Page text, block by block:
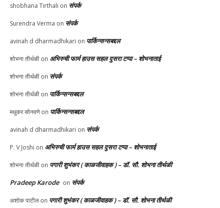
shobhana Tirthali on संपर्क
Surendra Verma on संपर्क
avinah d dharmadhikari on पार्किन्सन्सबद्दल
शोभना तीर्थळी on अभिरुची फार्म हाउस सहल दुसरा टप्पा – शोभनाताई
शोभना तीर्थळी on संपर्क
शोभना तीर्थळी on पार्किन्सन्सबद्दल
मधुकर सोनवणेon पार्किन्सन्सबद्दल
avinah d dharmadhikari on संपर्क
P. V Joshi on अभिरुची फार्म हाउस सहल दुसरा टप्पा – शोभनाताई
शोभना तीर्थळी on पगारी शुभंकर ( काळजीवाहक ) – डॉ. सौ. शोभना तीर्थळी
Pradeep Karode on संपर्क
अशोक पाटील on पगारी शुभंकर ( काळजीवाहक ) – डॉ. सौ. शोभना तीर्थळी